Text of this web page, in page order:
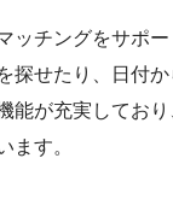
ッチングをサポ
探せたり、日付
能が充実してお
ます。